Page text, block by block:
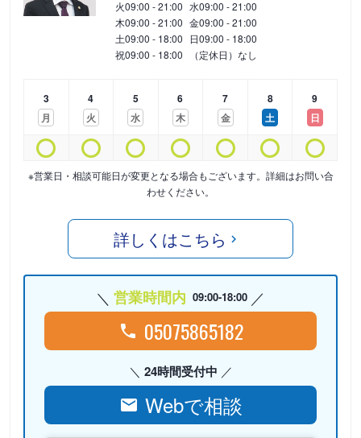
火09:00 - 21:00 水09:00 - 21:00
木09:00 - 21:00 金09:00 - 21:00
土09:00 - 18:00 日09:00 - 18:00
祝09:00 - 18:00 （定休日）なし
3
月
4
火
5
水
6
木
7
金
8
土
9
日
※営業日・相談可能日が変更となる場合もございます。詳細はお問い合
わせください。
詳しくはこちら
営業時間内 09:00-18:00
05075865182
24時間受付中
Webで相談